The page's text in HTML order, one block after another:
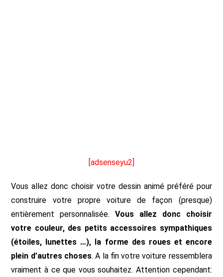
[adsenseyu2]
Vous allez donc choisir votre dessin animé préféré pour
construire votre propre voiture de façon (presque)
entièrement personnalisée.Vous allez donc choisir
votre couleur, des petits accessoires sympathiques
(étoiles, lunettes …), la forme des roues et encore
plein d’autres choses. A la fin votre voiture ressemblera
vraiment à ce que vous souhaitez. Attention cependant: